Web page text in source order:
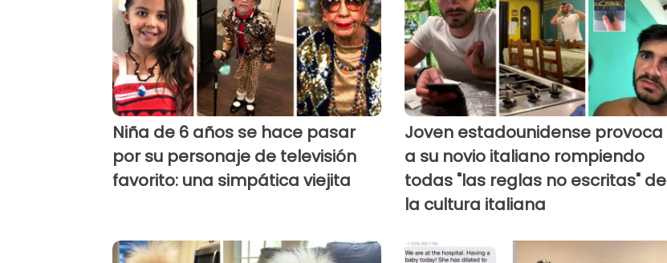
Niña de 6 años se hace pasar
por su personaje de televisión
favorito: una simpática viejita
Joven estadounidense provoca
a su novio italiano rompiendo
todas "las reglas no escritas" de
la cultura italiana